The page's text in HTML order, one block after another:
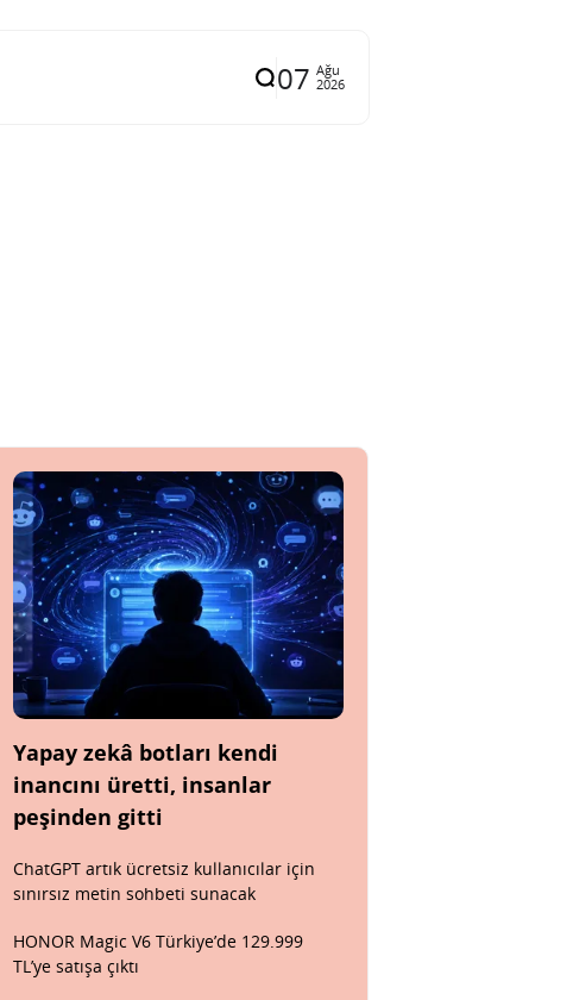
07 Ağu
2026
Yapay zekâ botları kendi
inancını üretti, insanlar
peşinden gitti
ChatGPT artık ücretsiz kullanıcılar için
sınırsız metin sohbeti sunacak
HONOR Magic V6 Türkiye’de 129.999
TL’ye satışa çıktı